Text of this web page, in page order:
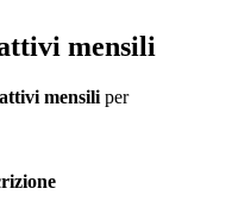
mensili
mensili per